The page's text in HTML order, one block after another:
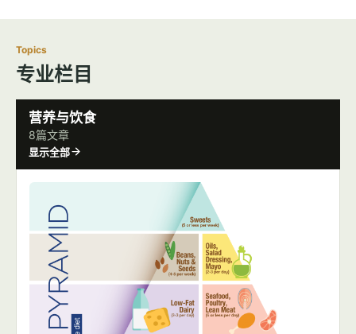
Topics
专业栏目
营养与饮食
8篇文章
显示全部